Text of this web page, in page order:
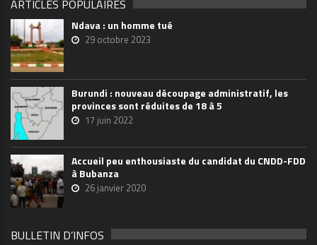
ARTICLES POPULAIRES
Ndava : un homme tué
29 octobre 2023
Burundi : nouveau découpage administratif, les
provinces sont réduites de 18 à 5
17 juin 2022
Accueil peu enthousiaste du candidat du CNDD-FDD
à Bubanza
26 janvier 2020
BULLETIN D’INFOS